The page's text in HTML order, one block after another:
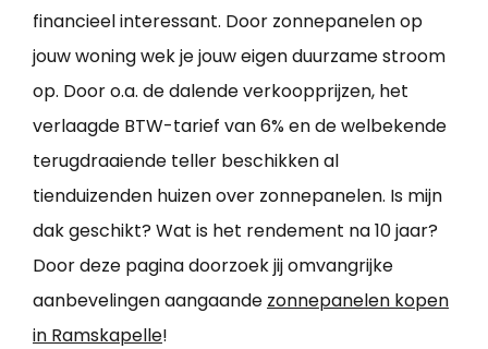
financieel interessant. Door zonnepanelen op
jouw woning wek je jouw eigen duurzame stroom
op. Door o.a. de dalende verkoopprijzen, het
verlaagde BTW-tarief van 6% en de welbekende
terugdraaiende teller beschikken al
tienduizenden huizen over zonnepanelen. Is mijn
dak geschikt? Wat is het rendement na 10 jaar?
Door deze pagina doorzoek jij omvangrijke
aanbevelingen aangaande zonnepanelen kopen
in Ramskapelle!